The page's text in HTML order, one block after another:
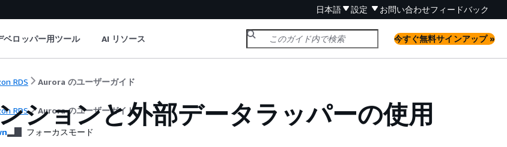
日本語 設定 お問い合わせフィードバック
ベロッパー用ツール AI リソース 今すぐ無料サインアップ »
RDS Aurora のユーザーガイド
RDS Aurora のユーザーガイド
ションと外部データラッパーの使用
フォーカスモード